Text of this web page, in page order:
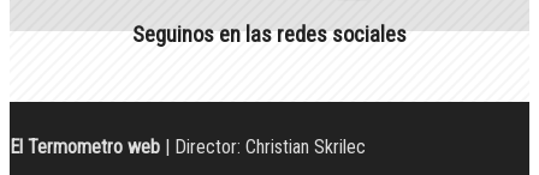
Seguinos en las redes sociales
El Termometro web | Director: Christian Skrilec